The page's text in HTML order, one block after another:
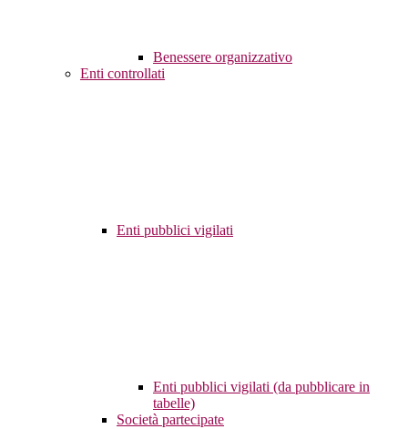
Benessere organizzativo
Enti controllati
Enti pubblici vigilati
Enti pubblici vigilati (da pubblicare in
tabelle)
Società partecipate